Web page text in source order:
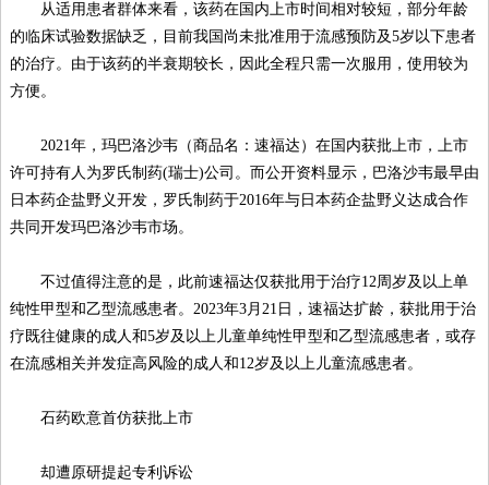
从适用患者群体来看，该药在国内上市时间相对较短，部分年龄
的临床试验数据缺乏，目前我国尚未批准用于流感预防及5岁以下患者
的治疗。由于该药的半衰期较长，因此全程只需一次服用，使用较为
方便。
2021年，玛巴洛沙韦（商品名：速福达）在国内获批上市，上市
许可持有人为罗氏制药(瑞士)公司。而公开资料显示，巴洛沙韦最早由
日本药企盐野义开发，罗氏制药于2016年与日本药企盐野义达成合作
共同开发玛巴洛沙韦市场。
不过值得注意的是，此前速福达仅获批用于治疗12周岁及以上单
纯性甲型和乙型流感患者。2023年3月21日，速福达扩龄，获批用于治
疗既往健康的成人和5岁及以上儿童单纯性甲型和乙型流感患者，或存
在流感相关并发症高风险的成人和12岁及以上儿童流感患者。
石药欧意首仿获批上市
却遭原研提起专利诉讼